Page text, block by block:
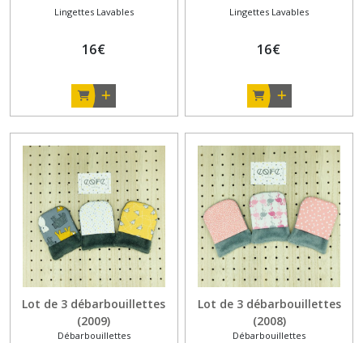
Lingettes Lavables
16€
Lingettes Lavables
16€
Lot de 3 débarbouillettes
(2009)
Débarbouillettes
Lot de 3 débarbouillettes
(2008)
Débarbouillettes